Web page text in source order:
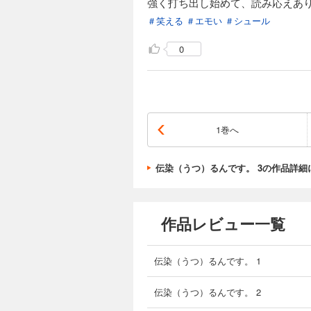
＃笑える ＃エモい ＃シュール
0
1巻へ
伝染（うつ）るんです。 3の作品詳細
作品レビュー一覧
伝染（うつ）るんです。 1
伝染（うつ）るんです。 2